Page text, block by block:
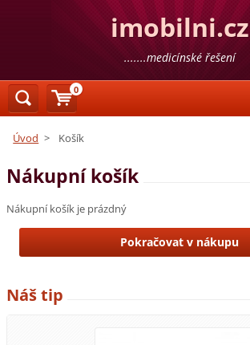
imobilni.cz
.......medicínské řešení
Úvod > Košík
Nákupní košík
Nákupní košík je prázdný
Náš tip
0